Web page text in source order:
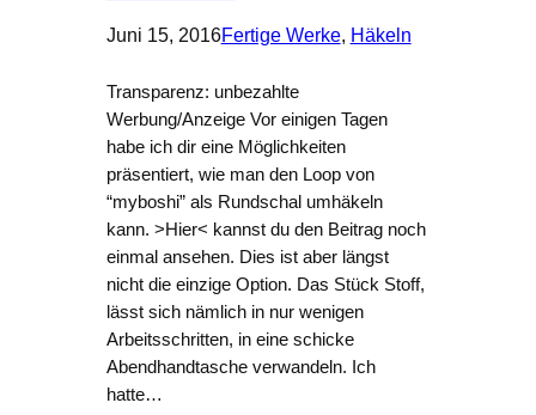
Juni 15, 2016Fertige Werke, Häkeln
Transparenz: unbezahlte
Werbung/Anzeige Vor einigen Tagen
habe ich dir eine Möglichkeiten
präsentiert, wie man den Loop von
“myboshi” als Rundschal umhäkeln
kann. >Hier< kannst du den Beitrag noch
einmal ansehen. Dies ist aber längst
nicht die einzige Option. Das Stück Stoff,
lässt sich nämlich in nur wenigen
Arbeitsschritten, in eine schicke
Abendhandtasche verwandeln. Ich
hatte…